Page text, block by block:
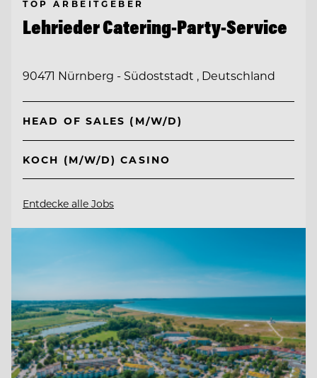
TOP ARBEITGEBER
Lehrieder Catering-Party-Service
90471 Nürnberg - Südoststadt , Deutschland
HEAD OF SALES (M/W/D)
KOCH (M/W/D) CASINO
Entdecke alle Jobs